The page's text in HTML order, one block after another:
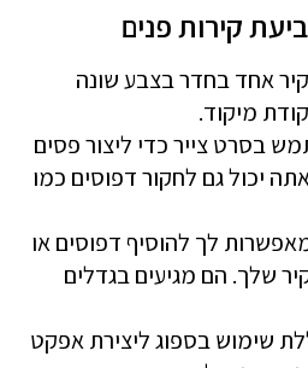
קירות פנים
אחד בחדר בצבע שונה
מיקוד.
בסרט צייר כדי ליצור פסים
יכול גם לחקור דפוסים כמו
לך להוסיף דפוסים או
שלך. הם מגיעים בגדלים
שימוש בספוג ליצירת אפקט